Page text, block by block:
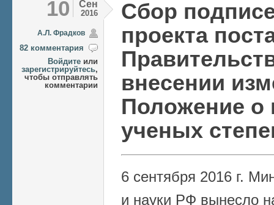
10 Сен
2016
А.Л. Фрадков
82 комментария
Войдите или
зарегистрируйтесь,
чтобы отправлять
комментарии
Сбор
проекта
внесении
Положение о
ученых
6 сентября 2016 г.
и науки РФ вынесло